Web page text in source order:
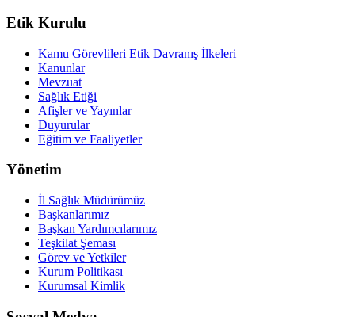
Etik Kurulu
Kamu Görevlileri Etik Davranış İlkeleri
Kanunlar
Mevzuat
Sağlık Etiği
Afişler ve Yayınlar
Duyurular
Eğitim ve Faaliyetler
Yönetim
İl Sağlık Müdürümüz
Başkanlarımız
Başkan Yardımcılarımız
Teşkilat Şeması
Görev ve Yetkiler
Kurum Politikası
Kurumsal Kimlik